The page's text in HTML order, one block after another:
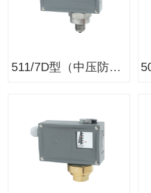
511/7D型（中压防腐）压力开关/压力控制器